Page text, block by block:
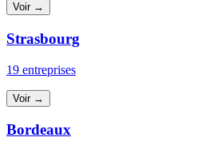
Voir →
Strasbourg
19 entreprises
Voir →
Bordeaux